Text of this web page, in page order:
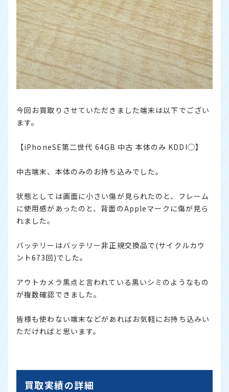
今回お買取りさせていただきました端末は以下でござい
ます。
【iPhoneSE第二世代 64GB 中古 本体のみ KDDI◯】
中古端末、本体のみのお持ち込みでした。
状態としては画面に小さい傷が見られたのと、フレーム
に使用感があったのと、背面のAppleマークに傷が見ら
れました。
バッテリーはバッテリー非正規交換品で(サイクルカウ
ント673回)でした。
アウトカメラ黒点と言われている黒いシミのようなもの
が複数確認できました。
皆様も使わない端末などがあればお気軽にお持ち込みい
ただければと思います。
買取実績の詳細